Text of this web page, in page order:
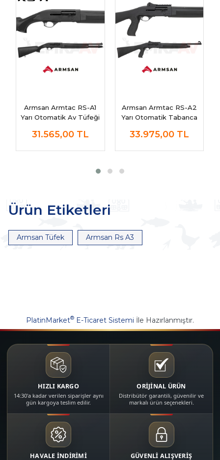
Armsan Armtac RS-A1
Yarı Otomatik Av Tüfeği
31.565,00 TL
Armsan Armtac RS-A2
Yarı Otomatik Tabanca
33.975,00 TL
Ürün Etiketleri
Armsan Tüfek Armsan Rs A3
PlatinMarket® E-Ticaret Sistemi İle Hazırlanmıştır.
HIZLI KARGO
14:30'a kadar verilen siparişler aynı
gün kargoya teslim edilir.
ORİJİNAL ÜRÜN
Distribütör garantili, güvenilir ve
markalı ürün seçenekleri.
HAVALE İNDİRİMİ GÜVENLİ ALIŞVERİŞ